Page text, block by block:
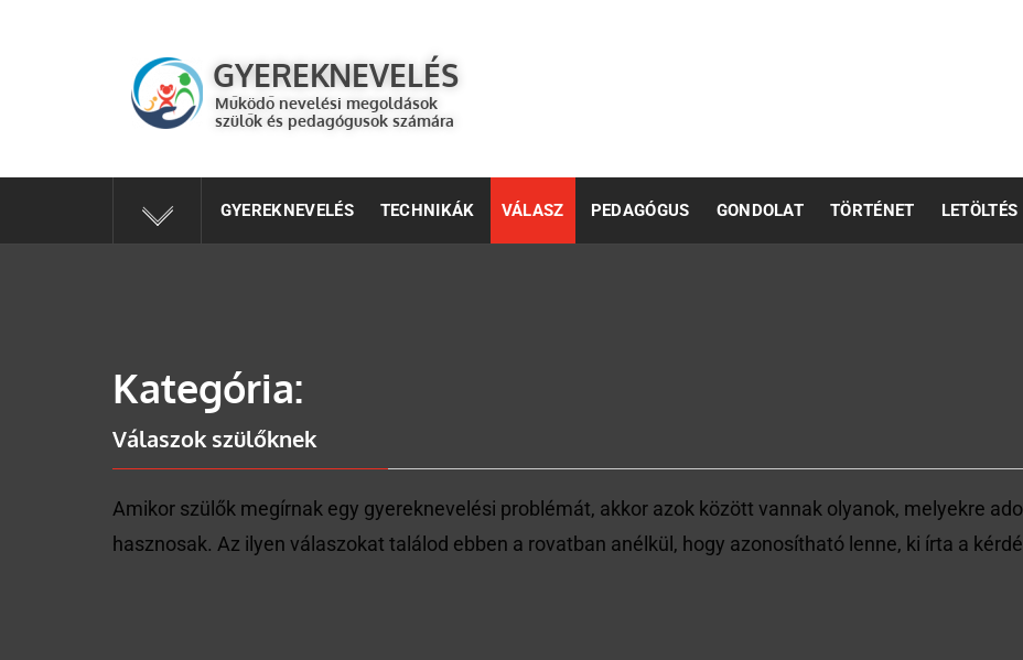
GYEREKNEVELÉS
GYEREKNEVELÉS
Működő nevelési megoldások
szülők és pedagógusok számára
GYEREKNEVELÉS TECHNIKÁK VÁLASZ PEDAGÓGUS GONDOLAT TÖRTÉNET LETÖLTÉS
Kategória:
Válaszok szülőknek
Amikor szülők megírnak egy gyereknevelési problémát, akkor azok között vannak olyanok, melyekre
hasznosak. Az ilyen válaszokat találod ebben a rovatban anélkül, hogy azonosítható lenne, ki írta a